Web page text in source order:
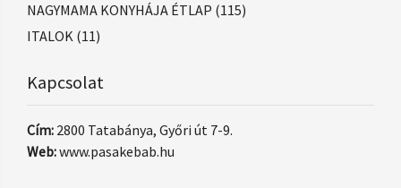
NAGYMAMA KONYHÁJA ÉTLAP (115)
ITALOK (11)
Kapcsolat
Cím: 2800 Tatabánya, Győri út 7-9.
Web:www.pasakebab.hu